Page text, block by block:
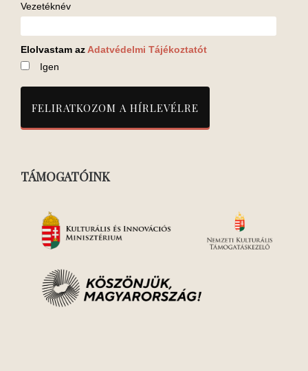
Vezetéknév
Elolvastam az Adatvédelmi Tájékoztatót
Igen
TÁMOGATÓINK